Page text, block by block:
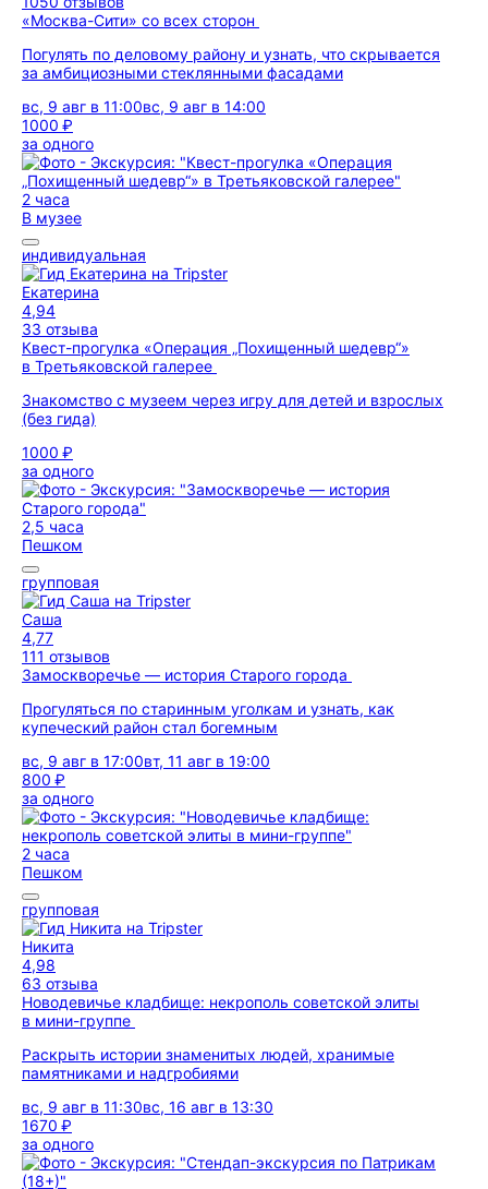
«Москва-Сити» со всех сторон
Погулять по деловому району и узнать, что скрывается
за амбициозными стеклянными фасадами
вс, 9 авг в 11:00вс, 9 авг в 14:00
1000 ₽
за одного
2 часа
В музее
индивидуальная
Екатерина
4,94
33 отзыва
Квест-прогулка «Операция „Похищенный шедевр“»
в Третьяковской галерее
Знакомство с музеем через игру для детей и взрослых
(без гида)
1000 ₽
за одного
2,5 часа
Пешком
групповая
Саша
4,77
111 отзывов
Замоскворечье — история Старого города
Прогуляться по старинным уголкам и узнать, как
купеческий район стал богемным
вс, 9 авг в 17:00вт, 11 авг в 19:00
800 ₽
за одного
2 часа
Пешком
групповая
Никита
4,98
63 отзыва
Новодевичье кладбище: некрополь советской элиты
в мини-группе
Раскрыть истории знаменитых людей, хранимые
памятниками и надгробиями
вс, 9 авг в 11:30вс, 16 авг в 13:30
1670 ₽
за одного